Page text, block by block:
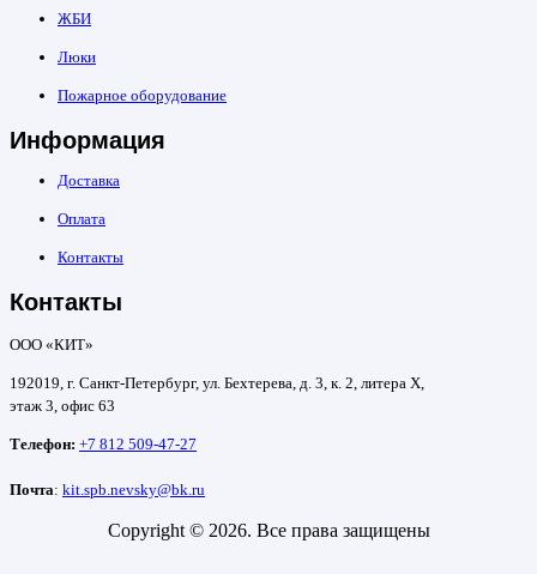
ЖБИ
Люки
Пожарное оборудование
Информация
Доставка
Оплата
Контакты
Контакты
ООО «КИТ»
192019, г. Санкт-Петербург, ул. Бехтерева, д. 3, к. 2, литера Х,
этаж 3, офис 63
Телефон: +7 812 509-47-27
Почта: kit.spb.nevsky@bk.ru
Copyright © 2026. Все права защищены